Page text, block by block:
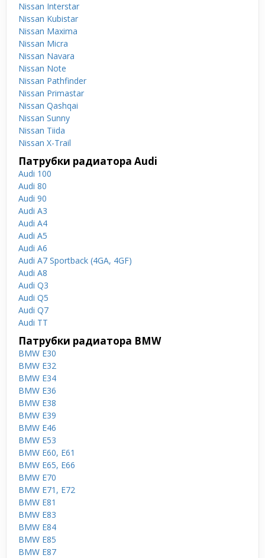
Nissan Interstar
Nissan Kubistar
Nissan Maxima
Nissan Micra
Nissan Navara
Nissan Note
Nissan Pathfinder
Nissan Primastar
Nissan Qashqai
Nissan Sunny
Nissan Tiida
Nissan X-Trail
Патрубки радиатора Audi
Audi 100
Audi 80
Audi 90
Audi A3
Audi A4
Audi A5
Audi A6
Audi A7 Sportback (4GA, 4GF)
Audi A8
Audi Q3
Audi Q5
Audi Q7
Audi TT
Патрубки радиатора BMW
BMW E30
BMW E32
BMW E34
BMW E36
BMW E38
BMW E39
BMW E46
BMW E53
BMW E60, E61
BMW E65, E66
BMW E70
BMW E71, E72
BMW E81
BMW E83
BMW E84
BMW E85
BMW E87